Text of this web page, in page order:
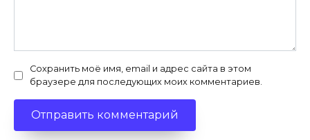
Сохранить моё имя, email и адрес сайта в этом
браузере для последующих моих комментариев.